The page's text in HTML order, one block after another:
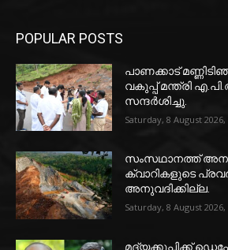
POPULAR POSTS
പാണക്കാട്
വകുപ്പ് മന്ത്രി
സന്ദർശിച്ചു.
Saturday, 8 August 2026,
സംസഥാനത്ത്
ക്വാറികളുടെ
അനുവദിക്കില്ല.
Saturday, 8 August 2026,
മദ്യക്കുപ്പിക്ക്